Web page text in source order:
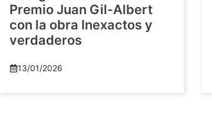
Premio Juan Gil-Albert
con la obra Inexactos y
verdaderos
13/01/2026